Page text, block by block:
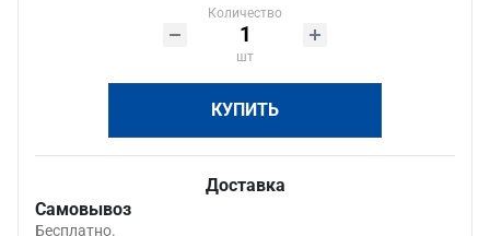
Количество
шт
КУПИТЬ
Доставка
Самовывоз
Бесплатно.